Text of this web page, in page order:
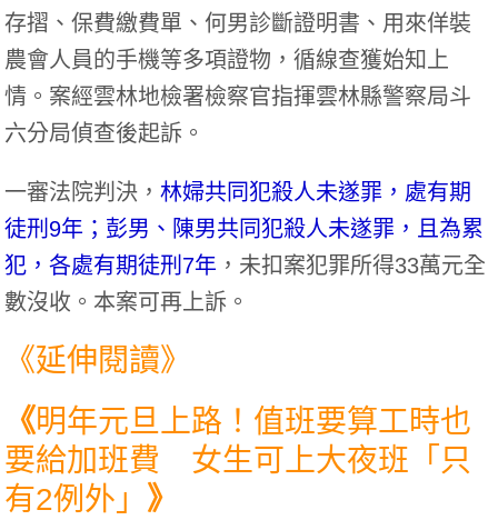
存摺、保費繳費單、何男診斷證明書、用來佯裝
農會人員的手機等多項證物，循線查獲始知上
情。案經雲林地檢署檢察官指揮雲林縣警察局斗
六分局偵查後起訴。
一審法院判決，林婦共同犯殺人未遂罪，處有期
徒刑9年；彭男、陳男共同犯殺人未遂罪，且為累
犯，各處有期徒刑7年 ，未扣案犯罪所得33萬元全
數沒收。本案可再上訴。
《延伸閱讀》
《明年元旦上路！值班要算工時也
要給加班費 女生可上大夜班「只
有2例外」 》